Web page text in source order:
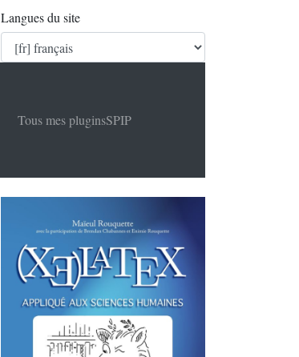
Langues du site
Tous mes pluginsSPIP